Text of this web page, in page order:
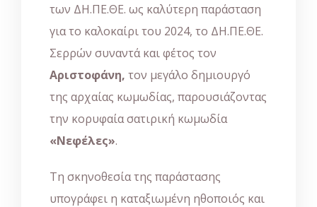
των ΔΗ.ΠΕ.ΘΕ. ως καλύτερη παράσταση
για το καλοκαίρι του 2024, το ΔΗ.ΠΕ.ΘΕ.
Σερρών συναντά και φέτος τον
Αριστοφάνη, τον μεγάλο δημιουργό
της αρχαίας κωμωδίας, παρουσιάζοντας
την κορυφαία σατιρική κωμωδία
«Νεφέλες».
Τη σκηνοθεσία της παράστασης
υπογράφει η καταξιωμένη ηθοποιός και